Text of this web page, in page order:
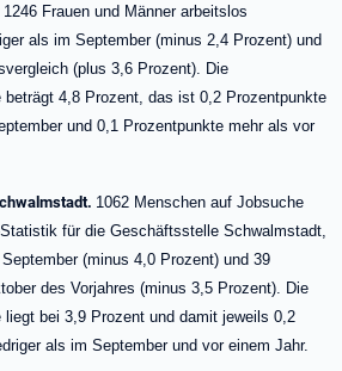
Frauen und Männer arbeitslos
als im September (minus 2,4 Prozent) und
(plus 3,6 Prozent). Die
beträgt 4,8 Prozent, das ist 0,2 Prozentpunkte
und 0,1 Prozentpunkte mehr als vor
1062 Menschen auf Jobsuche
für die Geschäftsstelle Schwalmstadt,
(minus 4,0 Prozent) und 39
des Vorjahres (minus 3,5 Prozent). Die
liegt bei 3,9 Prozent und damit jeweils 0,2
als im September und vor einem Jahr.